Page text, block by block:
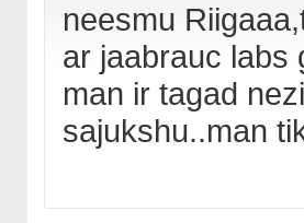
neesmu
ar jaabrauc labs
man ir tagad
sajukshu..man